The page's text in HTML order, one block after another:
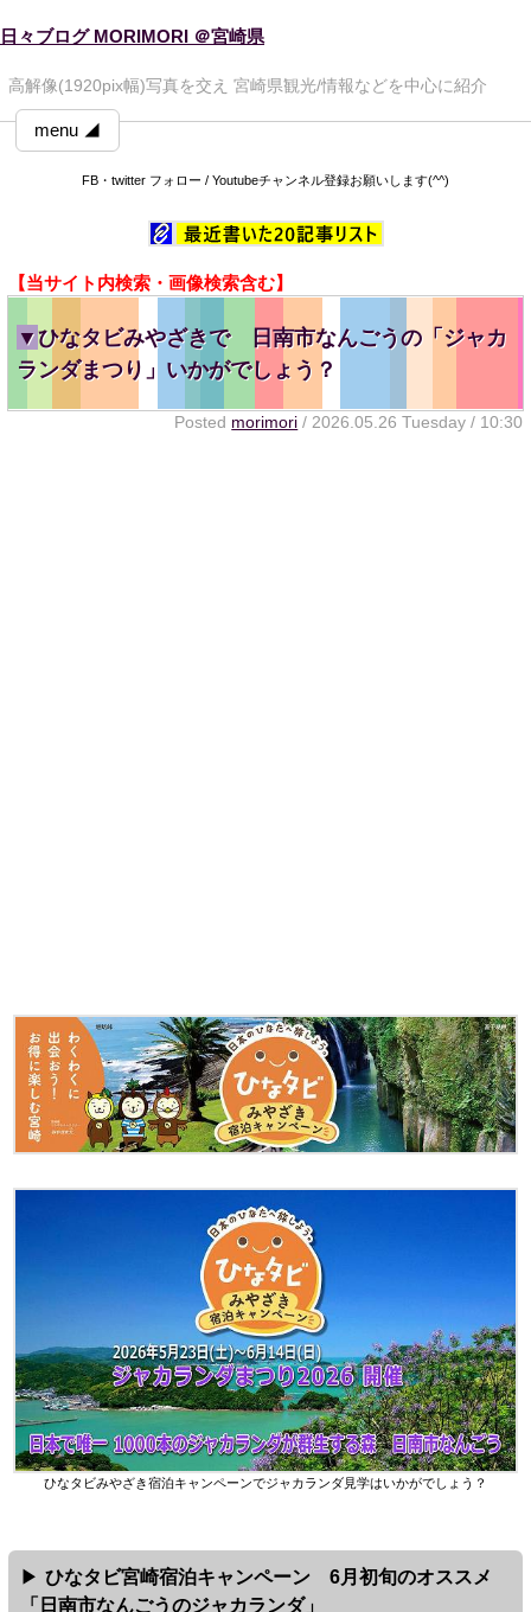
日々ブログ MORIMORI ＠宮崎県
高解像(1920pix幅)写真を交え 宮崎県観光/情報などを中心に紹介
menu ◢
FB・twitter フォロー / Youtubeチャンネル登録お願いします(^^)
【当サイト内検索・画像検索含む】
▼ひなタビみやざきで 日南市なんごうの「ジャカ
ランダまつり」いかがでしょう？
Posted morimori / 2026.05.26 Tuesday / 10:30
ひなタビみやざき宿泊キャンペーンでジャカランダ見学はいかがでしょう？
ひなタビ宮崎宿泊キャンペーン 6月初旬のオススメ
「日南市なんごうのジャカランダ」